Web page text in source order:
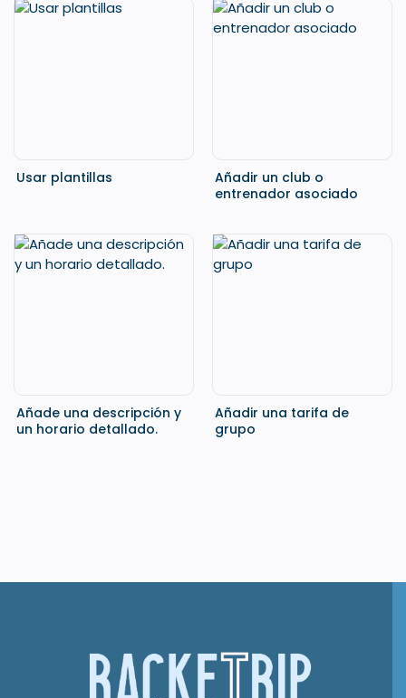
Usar plantillas
Añadir un club o
entrenador asociado
Añade una descripción y
un horario detallado.
Añadir una tarifa de
grupo